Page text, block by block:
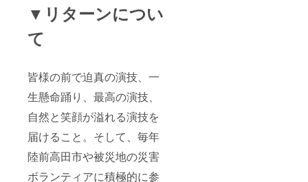
▼リターンについ
て
皆様の前で迫真の演技、一
生懸命踊り、最高の演技、
自然と笑顔が溢れる演技を
届けること。そして、毎年
陸前高田市や被災地の災害
ボランティアに積極的に参